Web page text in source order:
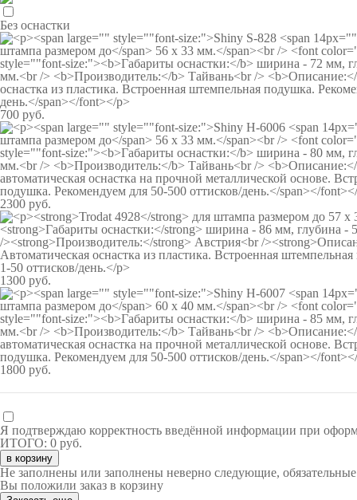
Без оснастки
700 руб.
2300 руб.
1300 руб.
1800 руб.
Я подтверждаю корректность введённой информации при
ИТОГО: 0 руб.
в корзину
Не заполнены или заполнены неверно следующие,
Вы положили заказ в корзину